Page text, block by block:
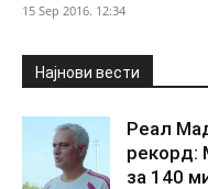
15 Sep 2016. 12:34
Најнови вести
Реал
рекорд:
за 140